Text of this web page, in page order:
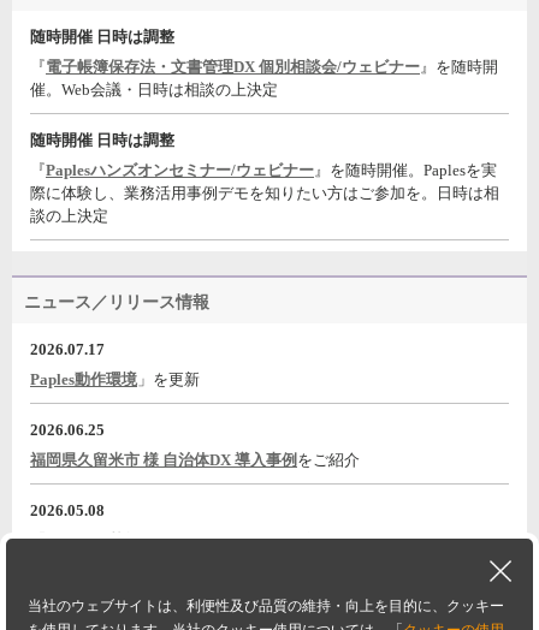
随時開催 日時は調整
『電子帳簿保存法・文書管理DX 個別相談会/ウェビナー 』を随時開
催。Web会議・日時は相談の上決定
随時開催 日時は調整
『Paplesハンズオンセミナー/ウェビナー 』を随時開催。Paplesを実
際に体験し、業務活用事例デモを知りたい方はご参加を。日時は相
談の上決定
ニュース／リリース情報
2026.07.17
Paples動作環境 」を更新
2026.06.25
福岡県久留米市 様 自治体DX 導入事例をご紹介
2026.05.08
『電子帳票基盤 Paples パピレスのご紹介』動画をYouTubeに公開
大嘉産業株式会社様<導入事例/a>
事例一覧に追加 PAGETOP
当社のウェブサイトは、利便性及び品質の維持・向上を目的に、クッキー